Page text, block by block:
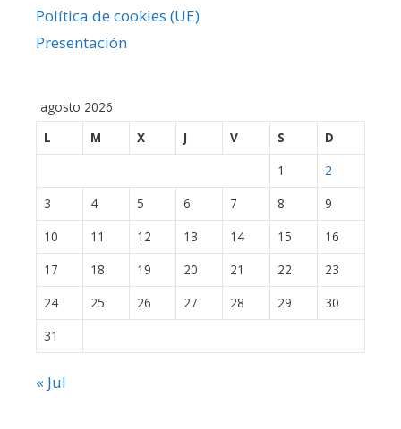
Política de cookies (UE)
Presentación
agosto 2026
L
M X J V S
D
1
2
3
4 5 6 7 8
9
10
11 12 13 14 15
16
17
18 19 20 21 22
23
24
25 26 27 28 29
30
31
« Jul